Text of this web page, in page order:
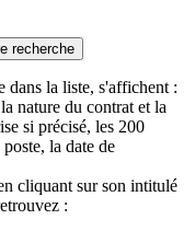
recherche
dans la liste, s'affichent :
nature du contrat et la
si précisé, les 200
la date de
cliquant sur son intitulé
: